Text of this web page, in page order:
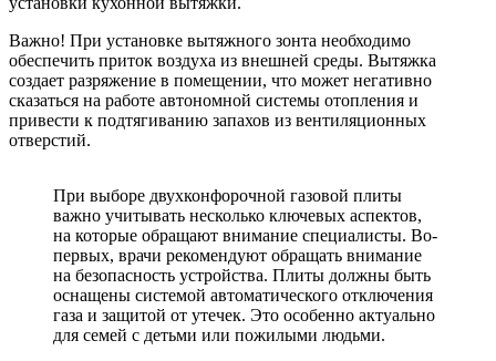
Важно! При установке вытяжного зонта необходимо
обеспечить приток воздуха из внешней среды. Вытяжка
создает разряжение в помещении, что может негативно
сказаться на работе автономной системы отопления и
привести к подтягиванию запахов из вентиляционных
отверстий.
При выборе двухконфорочной газовой плиты
важно учитывать несколько ключевых аспектов,
на которые обращают внимание специалисты. Во-
первых, врачи рекомендуют обращать внимание
на безопасность устройства. Плиты должны быть
оснащены системой автоматического отключения
газа и защитой от утечек. Это особенно актуально
для семей с детьми или пожилыми людьми.